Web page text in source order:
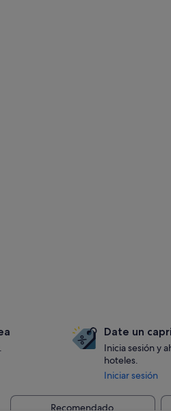
Date un
Inicia sesión y
hoteles.
Iniciar sesión
Recomendado